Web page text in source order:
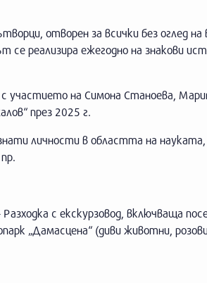
отворен за всички без оглед на
реализира ежегодно на знакови
участието на Симона Станоева,
през 2025 г.
личности в областта на
с екскурзовод, включваща
„Дамасцена“ (диви животни,